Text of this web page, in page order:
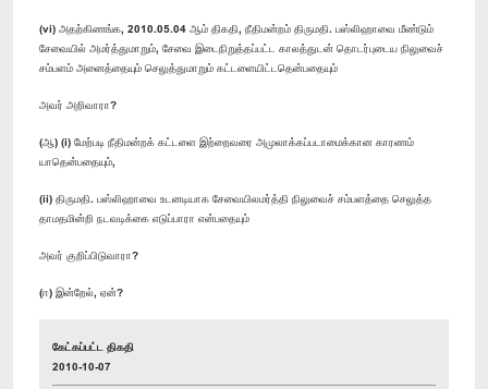
(vi) அதற்கிணங்க, 2010.05.04 ஆம் திகதி, நீதிமன்றம் திருமதி. பஸ்லிஹாவை மீண்டும்
சேவையில் அமர்த்துமாறும், சேவை இடைநிறுத்தப்பட்ட காலத்துடன் தொடர்புடைய நிலுவைச்
சம்பளம் அனைத்தையும் செலுத்துமாறும் கட்டளையிட்டதென்பதையும்
அவர் அறிவாரா?
(ஆ) (i) மேற்படி நீதிமன்றக் கட்டளை இற்றைவரை அமுலாக்கப்படாமைக்கான காரணம்
யாதென்பதையும்,
(ii) திருமதி. பஸ்லிஹாவை உடனடியாக சேவையிலமர்த்தி நிலுவைச் சம்பளத்தை செலுத்த
தாமதமின்றி நடவடிக்கை எடுப்பாரா என்பதையும்
அவர் குறிப்பிடுவாரா?
(ஈ) இன்றேல், ஏன்?
கேட்கப்பட்ட திகதி
2010-10-07